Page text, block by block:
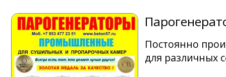
Постоянно
для различных